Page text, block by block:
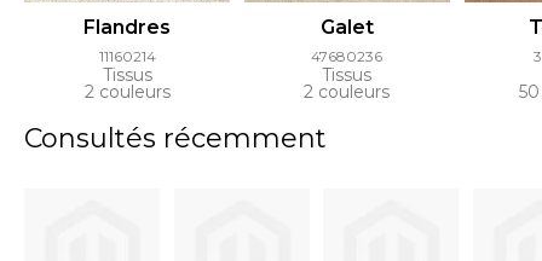
Flandres
11160214
Tissus
2 couleurs
Galet
47680236
Tissus
2 couleurs
Consultés récemment